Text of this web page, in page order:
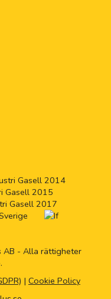
- Alla rättigheter
| Cookie Policy